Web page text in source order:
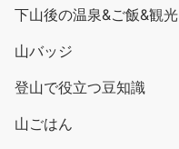
下山後の温泉&ご飯&観光
山バッジ
登山で役立つ豆知識
山ごはん